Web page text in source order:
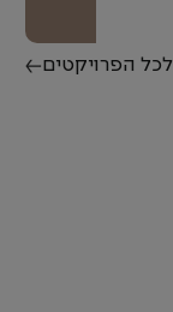
לכל הפרויקטים